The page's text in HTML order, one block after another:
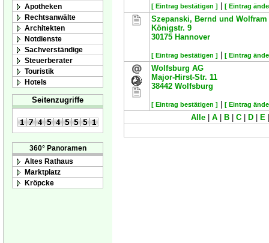
Apotheken
Rechtsanwälte
Architekten
Notdienste
Sachverständige
Steuerberater
Touristik
Hotels
Seitenzugriffe
360° Panoramen
Altes Rathaus
Marktplatz
Kröpcke
[ Eintrag bestätigen ] [ Eintrag
Szepanski, Bernd und Wolfram
Königstr. 9
30175 Hannover
[ Eintrag bestätigen ] [ Eintrag
Wolfsburg AG
Major-Hirst-Str. 11
38442 Wolfsburg
[ Eintrag bestätigen ] [ Eintrag
Alle A B C D E